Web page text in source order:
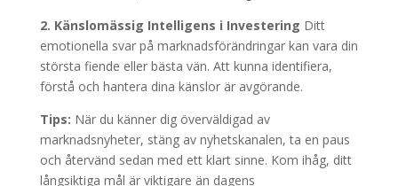
2. Känslomässig Intelligens i Investering Ditt
emotionella svar på marknadsförändringar kan vara din
största fiende eller bästa vän. Att kunna identifiera,
förstå och hantera dina känslor är avgörande.
Tips: När du känner dig överväldigad av
marknadsnyheter, stäng av nyhetskanalen, ta en paus
och återvänd sedan med ett klart sinne. Kom ihåg, ditt
långsiktiga mål är viktigare än dagens